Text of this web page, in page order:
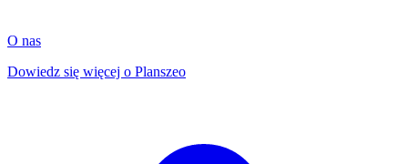
O nas
Dowiedz się więcej o Planszeo